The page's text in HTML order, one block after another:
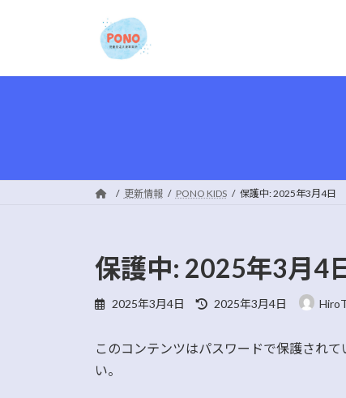
プ
動
更新情報 PONO KIDS 保護中: 2025年3月4日
保護中: 2025年3月4
2025年3月4日
最
新
2025年3月4日
このコンテンツはパスワードで保護され
い。